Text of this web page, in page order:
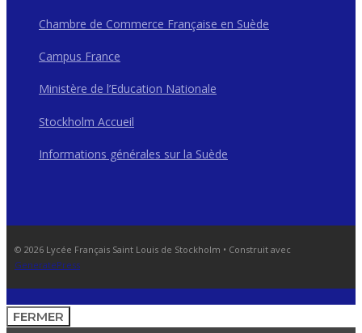
Chambre de Commerce Française en Suède
Campus France
Ministère de l’Education Nationale
Stockholm Accueil
Informations générales sur la Suède
© 2026 Lycée Français Saint Louis de Stockholm • Construit avec
GeneratePress
FERMER